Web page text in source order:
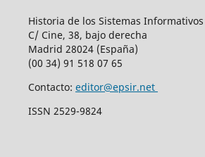
Historia de los Sistemas Informativos
C/ Cine, 38, bajo derecha
Madrid 28024 (España)
(00 34) 91 518 07 65
Contacto: editor@epsir.net
ISSN 2529-9824